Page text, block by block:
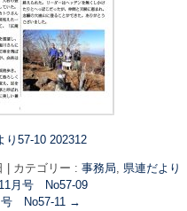
り57-10 202312
カテゴリー : 事務局, 県連だより
月号 No57-09
号 No57-11 →